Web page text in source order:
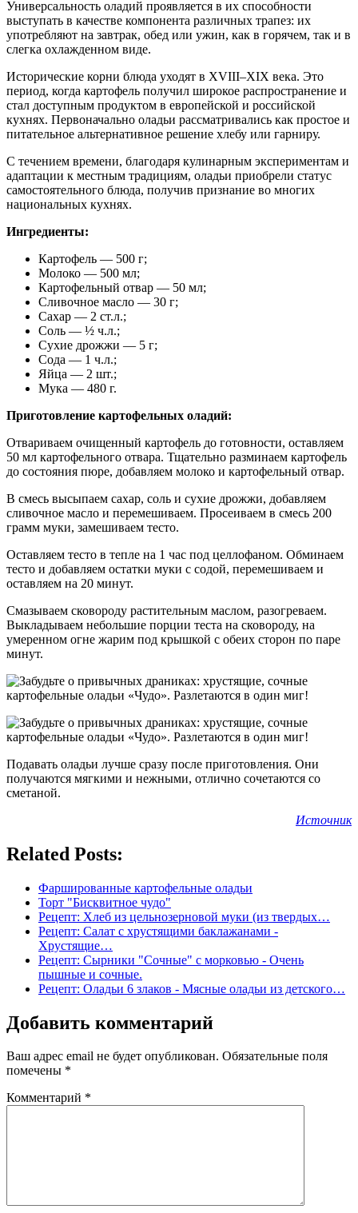
Универсальность оладий проявляется в их способности
выступать в качестве компонента различных трапез: их
употребляют на завтрак, обед или ужин, как в горячем, так и в
слегка охлажденном виде.
Исторические корни блюда уходят в XVIII–XIX века. Это
период, когда картофель получил широкое распространение и
стал доступным продуктом в европейской и российской
кухнях. Первоначально оладьи рассматривались как простое и
питательное альтернативное решение хлебу или гарниру.
С течением времени, благодаря кулинарным экспериментам и
адаптации к местным традициям, оладьи приобрели статус
самостоятельного блюда, получив признание во многих
национальных кухнях.
Ингредиенты:
Картофель — 500 г;
Молоко — 500 мл;
Картофельный отвар — 50 мл;
Сливочное масло — 30 г;
Сахар — 2 ст.л.;
Соль — ½ ч.л.;
Сухие дрожжи — 5 г;
Сода — 1 ч.л.;
Яйца — 2 шт.;
Мука — 480 г.
Приготовление картофельных оладий:
Отвариваем очищенный картофель до готовности, оставляем
50 мл картофельного отвара. Тщательно разминаем картофель
до состояния пюре, добавляем молоко и картофельный отвар.
В смесь высыпаем сахар, соль и сухие дрожжи, добавляем
сливочное масло и перемешиваем. Просеиваем в смесь 200
грамм муки, замешиваем тесто.
Оставляем тесто в тепле на 1 час под целлофаном. Обминаем
тесто и добавляем остатки муки с содой, перемешиваем и
оставляем на 20 минут.
Смазываем сковороду растительным маслом, разогреваем.
Выкладываем небольшие порции теста на сковороду, на
умеренном огне жарим под крышкой с обеих сторон по паре
минут.
Подавать оладьи лучше сразу после приготовления. Они
получаются мягкими и нежными, отлично сочетаются со
сметаной.
Источник
Related Posts:
Фаршированные картофельные оладьи
Торт "Бисквитное чудо"
Рецепт: Хлеб из цельнозерновой муки (из твердых…
Рецепт: Салат с хрустящими баклажанами -
Хрустящие…
Рецепт: Сырники "Сочные" с морковью - Очень
пышные и сочные.
Рецепт: Оладьи 6 злаков - Мясные оладьи из детского…
Добавить комментарий
Ваш адрес email не будет опубликован. Обязательные поля
помечены *
Комментарий *